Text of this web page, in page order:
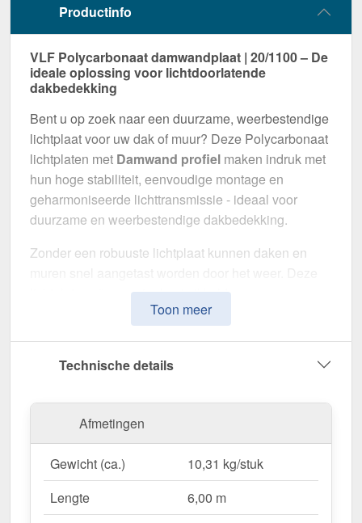
Productinfo
VLF Polycarbonaat damwandplaat | 20/1100 – De
ideale oplossing voor lichtdoorlatende
dakbedekking
Bent u op zoek naar een duurzame, weerbestendige
lichtplaat voor uw dak of muur? Deze Polycarbonaat
lichtplaten met Damwand profiel maken indruk met
hun hoge stabiliteit, eenvoudige montage en
geharmoniseerde lichttransmissie - ideaal voor
duurzame en weerbestendige dakbedekking.
Zonder een robuuste lichtplaat kunnen daken en
lichtplaten zijn speciaal ontwikkeld om een
robuuste en duurzame oplossing voor
weerstand en een weerbestendig oppervlak.
Gemaakt vanPolycarbonaatmet een
materiaaldikte van 1,00 mm
dakoplossing. Deplaatbreedte van 1,14 men de
effectieve werkende breedte van 1,10 m
Heldervariant zorgt voor optimale
Toon meer
Technische details
Afmetingen
Gewicht (ca.)
10,31 kg/stuk
Lengte
6,00 m